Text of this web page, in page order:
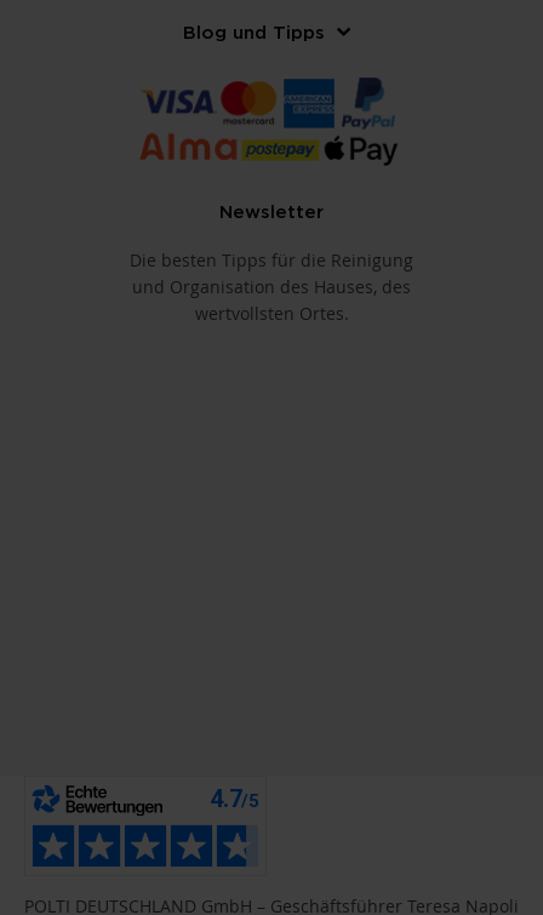
Blog und Tipps
Newsletter
Die besten Tipps für die Reinigung
und Organisation des Hauses, des
wertvollsten Ortes.
POLTI DEUTSCHLAND GmbH – Geschäftsführer Teresa Napoli